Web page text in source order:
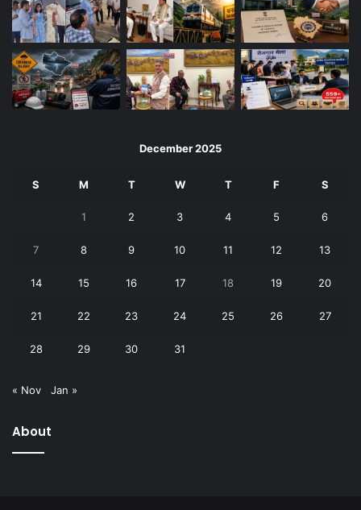
December 2025
S M T W T F S
1 2 3 4 5 6
7 8 9 10 11 12 13
14 15 16 17 18 19 20
21 22 23 24 25 26 27
28 29 30 31
« Nov Jan »
About